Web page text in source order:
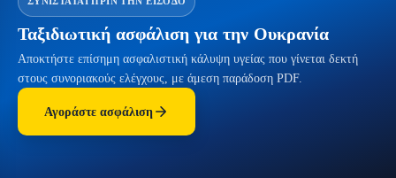
Ταξιδιωτική ασφάλιση για την Ουκρανία
Αποκτήστε επίσημη ασφαλιστική κάλυψη υγείας που γίνεται δεκτή
στους συνοριακούς ελέγχους, με άμεση παράδοση PDF.
Αγοράστε ασφάλιση